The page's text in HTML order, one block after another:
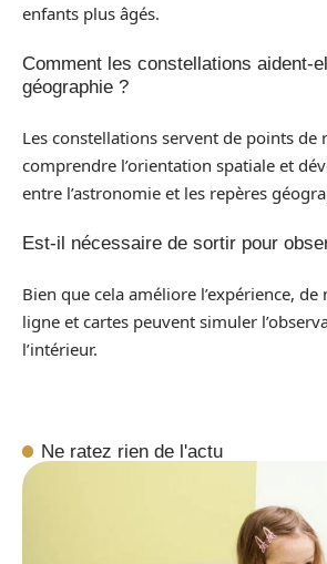
enfants plus âgés.
Comment les constellations aident-
géographie ?
Les constellations servent de points de
comprendre l’orientation spatiale et
entre l’astronomie et les repères
Est-il nécessaire de sortir pour
Bien que cela améliore l’expérience,
ligne et cartes peuvent simuler
l’intérieur.
Ne ratez rien de l'actu